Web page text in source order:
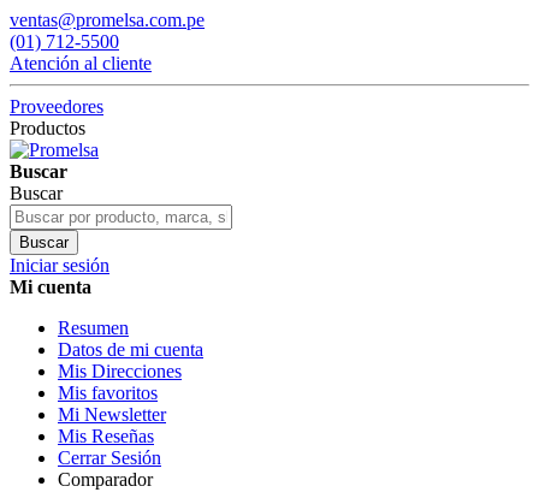
ventas@promelsa.com.pe
(01) 712-5500
Atención al cliente
Proveedores
Productos
Buscar
Buscar
Buscar
Iniciar sesión
Mi cuenta
Resumen
Datos de mi cuenta
Mis Direcciones
Mis favoritos
Mi Newsletter
Mis Reseñas
Cerrar Sesión
Comparador